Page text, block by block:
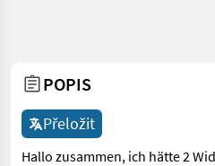
POPIS
Přeložit
Hallo zusammen, ich hätte 2